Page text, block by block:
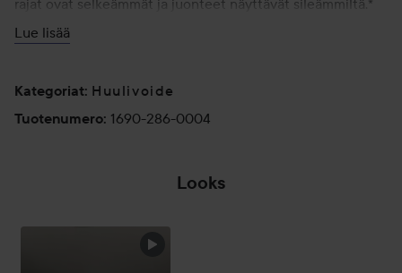
rajat ovat selkeämmät ja juonteet näyttävät sileämmiltä.*
Testattu ihotautilääkärin valvonnassa. Sopii myös herkälle
iholle.
- täyteläistävä huulivoide
- syväkosteuttaa
täyteläisen vaikutuksen. Ayurvedassa paljon käytetty
Lue lisää
Kategoriat: Huulivoide
Tuotenumero: 1690-286-0004
Looks